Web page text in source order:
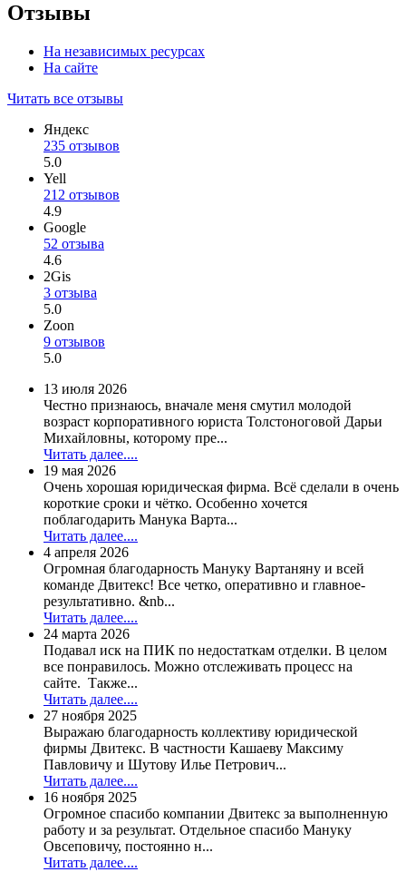
Отзывы
На независимых ресурсах
На сайте
Читать все отзывы
Яндекс
235 отзывов
5.0
Yell
212 отзывов
4.9
Google
52 отзыва
4.6
2Gis
3 отзыва
5.0
Zoon
9 отзывов
5.0
13 июля 2026
Честно признаюсь, вначале меня смутил молодой
возраст корпоративного юриста Толстоноговой Дарьи
Михайловны, которому пре...
Читать далее....
19 мая 2026
Очень хорошая юридическая фирма. Всё сделали в очень
короткие сроки и чётко. Особенно хочется
поблагодарить Манука Варта...
Читать далее....
4 апреля 2026
Огромная благодарность Мануку Вартаняну и всей
команде Двитекс! Все четко, оперативно и главное-
результативно. &nb...
Читать далее....
24 марта 2026
Подавал иск на ПИК по недостаткам отделки. В целом
все понравилось. Можно отслеживать процесс на
сайте. Также...
Читать далее....
27 ноября 2025
Выражаю благодарность коллективу юридической
фирмы Двитекс. В частности Кашаеву Максиму
Павловичу и Шутову Илье Петрович...
Читать далее....
16 ноября 2025
Огромное спасибо компании Двитекс за выполненную
работу и за результат. Отдельное спасибо Мануку
Овсеповичу, постоянно н...
Читать далее....